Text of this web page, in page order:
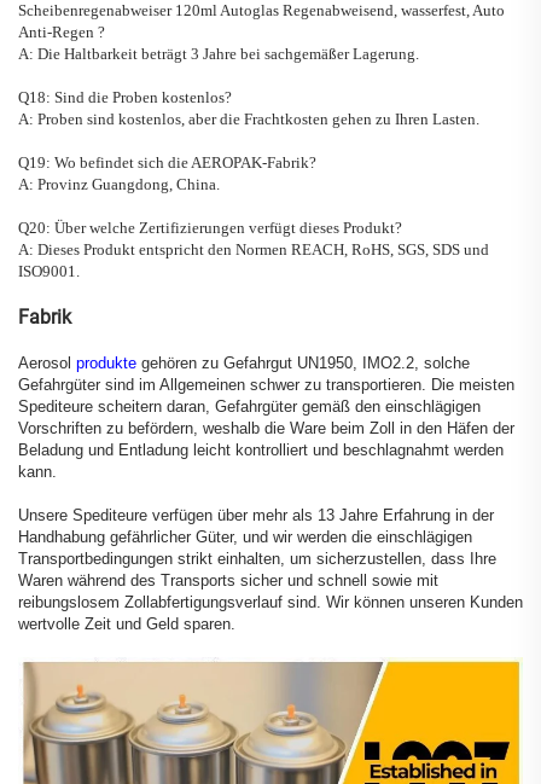
Scheibenregenabweiser 120ml Autoglas Regenabweisend, wasserfest, Auto
Anti-Regen ?
A: Die Haltbarkeit beträgt 3 Jahre bei sachgemäßer Lagerung.
Q18: Sind die Proben kostenlos?
A: Proben sind kostenlos, aber die Frachtkosten gehen zu Ihren Lasten.
Q19: Wo befindet sich die AEROPAK-Fabrik?
A: Provinz Guangdong, China.
Q20: Über welche Zertifizierungen verfügt dieses Produkt?
A: Dieses Produkt entspricht den Normen REACH, RoHS, SGS, SDS und
ISO9001.
Fabrik
Aerosol produkte gehören zu Gefahrgut UN1950, IMO2.2, solche
Gefahrgüter sind im Allgemeinen schwer zu transportieren. Die meisten
Spediteure scheitern daran, Gefahrgüter gemäß den einschlägigen
Vorschriften zu befördern, weshalb die Ware beim Zoll in den Häfen der
Beladung und Entladung leicht kontrolliert und beschlagnahmt werden
kann.
Unsere Spediteure verfügen über mehr als 13 Jahre Erfahrung in der
Handhabung gefährlicher Güter, und wir werden die einschlägigen
Transportbedingungen strikt einhalten, um sicherzustellen, dass Ihre
Waren während des Transports sicher und schnell sowie mit
reibungslosem Zollabfertigungsverlauf sind. Wir können unseren Kunden
wertvolle Zeit und Geld sparen.